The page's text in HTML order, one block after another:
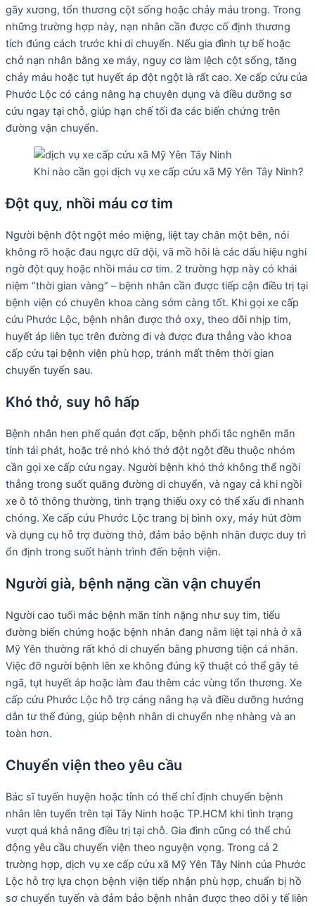
gãy xương, tổn thương cột sống hoặc chảy máu trong. Trong
những trường hợp này, nạn nhân cần được cố định thương
tích đúng cách trước khi di chuyển. Nếu gia đình tự bế hoặc
chở nạn nhân bằng xe máy, nguy cơ làm lệch cột sống, tăng
chảy máu hoặc tụt huyết áp đột ngột là rất cao. Xe cấp cứu của
Phước Lộc có cáng nâng hạ chuyên dụng và điều dưỡng sơ
cứu ngay tại chỗ, giúp hạn chế tối đa các biến chứng trên
đường vận chuyển.
Khi nào cần gọi dịch vụ xe cấp cứu xã Mỹ Yên Tây Ninh?
Đột quỵ, nhồi máu cơ tim
Người bệnh đột ngột méo miệng, liệt tay chân một bên, nói
không rõ hoặc đau ngực dữ dội, vã mồ hôi là các dấu hiệu nghi
ngờ đột quỵ hoặc nhồi máu cơ tim. 2 trường hợp này có khái
niệm “thời gian vàng” – bệnh nhân cần được tiếp cận điều trị tại
bệnh viện có chuyên khoa càng sớm càng tốt. Khi gọi xe cấp
cứu Phước Lộc, bệnh nhân được thở oxy, theo dõi nhịp tim,
huyết áp liên tục trên đường đi và được đưa thẳng vào khoa
cấp cứu tại bệnh viện phù hợp, tránh mất thêm thời gian
chuyển tuyến sau.
Khó thở, suy hô hấp
Bệnh nhân hen phế quản đợt cấp, bệnh phổi tắc nghẽn mãn
tính tái phát, hoặc trẻ nhỏ khó thở đột ngột đều thuộc nhóm
cần gọi xe cấp cứu ngay. Người bệnh khó thở không thể ngồi
thẳng trong suốt quãng đường di chuyển, và ngay cả khi ngồi
xe ô tô thông thường, tình trạng thiếu oxy có thể xấu đi nhanh
chóng. Xe cấp cứu Phước Lộc trang bị bình oxy, máy hút đờm
và dụng cụ hỗ trợ đường thở, đảm bảo bệnh nhân được duy trì
ổn định trong suốt hành trình đến bệnh viện.
Người già, bệnh nặng cần vận chuyển
Người cao tuổi mắc bệnh mãn tính nặng như suy tim, tiểu
đường biến chứng hoặc bệnh nhân đang nằm liệt tại nhà ở xã
Mỹ Yên thường rất khó di chuyển bằng phương tiện cá nhân.
Việc đỡ người bệnh lên xe không đúng kỹ thuật có thể gây té
ngã, tụt huyết áp hoặc làm đau thêm các vùng tổn thương. Xe
cấp cứu Phước Lộc hỗ trợ cáng nâng hạ và điều dưỡng hướng
dẫn tư thế đúng, giúp bệnh nhân di chuyển nhẹ nhàng và an
toàn hơn.
Chuyển viện theo yêu cầu
Bác sĩ tuyến huyện hoặc tỉnh có thể chỉ định chuyển bệnh
nhân lên tuyến trên tại Tây Ninh hoặc TP.HCM khi tình trạng
vượt quá khả năng điều trị tại chỗ. Gia đình cũng có thể chủ
động yêu cầu chuyển viện theo nguyện vọng. Trong cả 2
trường hợp, dịch vụ xe cấp cứu xã Mỹ Yên Tây Ninh của Phước
Lộc hỗ trợ lựa chọn bệnh viện tiếp nhận phù hợp, chuẩn bị hồ
sơ chuyển tuyến và đảm bảo bệnh nhân được theo dõi y tế liên